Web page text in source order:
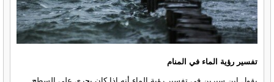
تفسير رؤية الماء في المنام